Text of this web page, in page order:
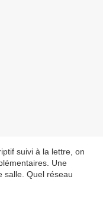
suivi à la lettre, on
Une
salle. Quel réseau